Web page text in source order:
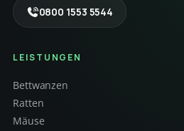
0800 1553 5544
LEISTUNGEN
Bettwanzen
Ratten
Mäuse